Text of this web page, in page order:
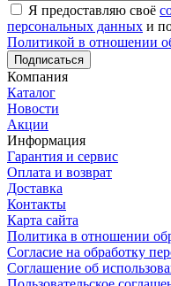
Я предоставляю своё
персональных данных и
Политикой в отношении
Подписаться
Компания
Каталог
Новости
Акции
Информация
Гарантия и сервис
Оплата и возврат
Доставка
Контакты
Карта сайта
Политика в отношении
Cогласие на обработку
Cоглашение об